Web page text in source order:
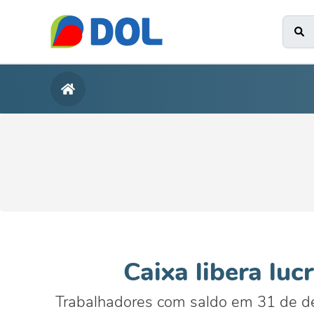
Caixa libera
Trabalhadores com saldo em 31 de